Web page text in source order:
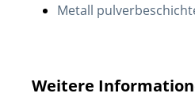
Metall
Weitere